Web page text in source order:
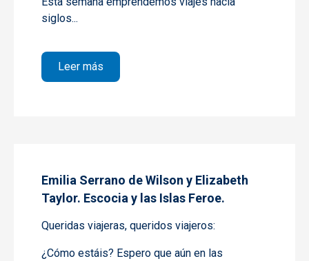
siglos...
Leer más
Emilia Serrano de Wilson y Elizabeth
Taylor. Escocia y las Islas Feroe.
Queridas viajeras, queridos viajeros:
¿Cómo estáis? Espero que aún en las